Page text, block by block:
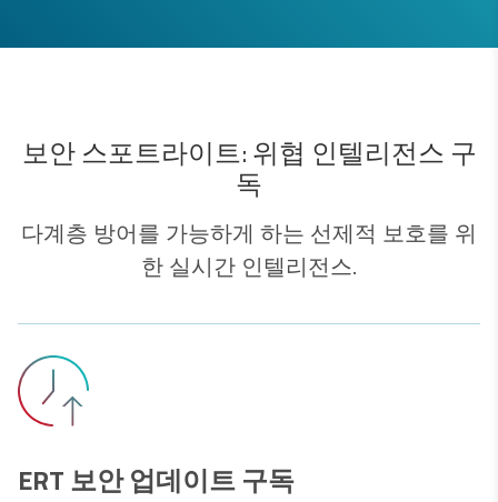
보안 스포트라이트: 위협 인텔리전스 구
독
다계층 방어를 가능하게 하는 선제적 보호를 위
한 실시간 인텔리전스.
ERT 보안 업데이트 구독